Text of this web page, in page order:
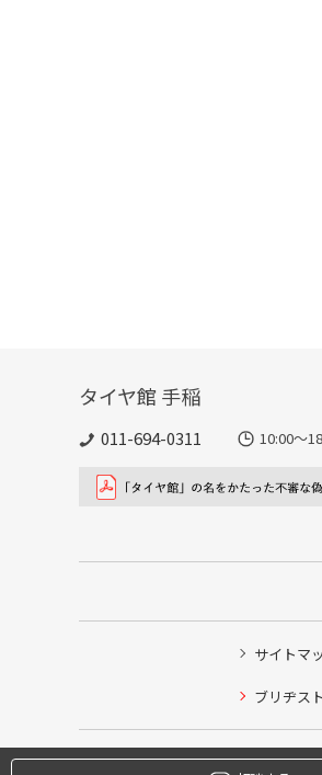
タイヤ館 手稲
011-694-0311 10:00～
サイトマ
ブリヂス
タイヤ点検・安全点検/タイヤ
クローク契約会員専用タイヤ
本日のタイヤ履き替え順番待